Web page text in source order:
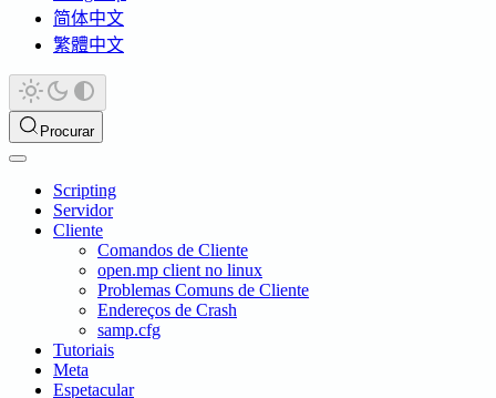
简体中文
繁體中文
Procurar
Scripting
Servidor
Cliente
Comandos de Cliente
open.mp client no linux
Problemas Comuns de Cliente
Endereços de Crash
samp.cfg
Tutoriais
Meta
Espetacular